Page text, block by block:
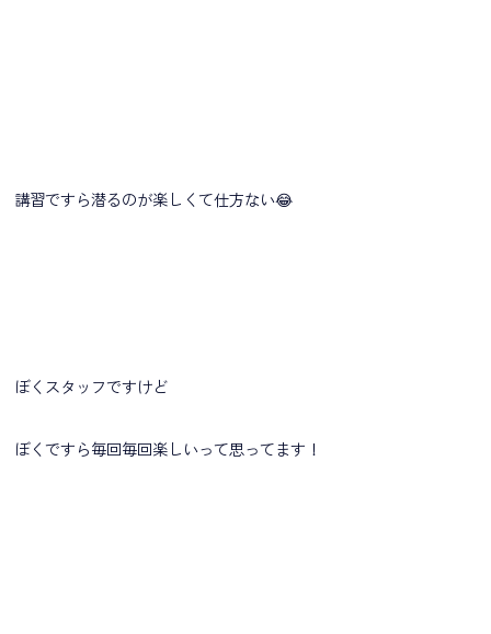
講習ですら潜るのが楽しくて仕方ない😂
ぼくスタッフですけど
ぼくですら毎回毎回楽しいって思ってます！